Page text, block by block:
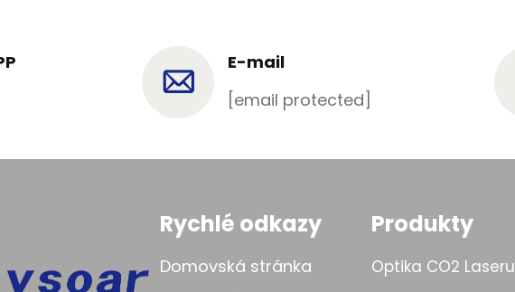
E-mail
[email protected]
Rychlé odkazy
Domovská stránka
Produkty
Optika CO2 Laseru